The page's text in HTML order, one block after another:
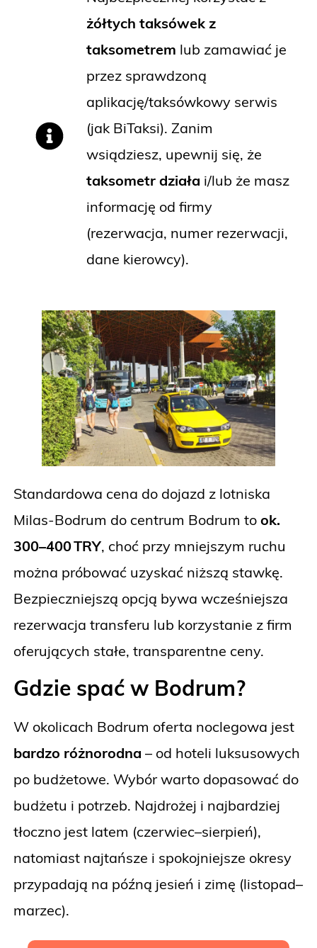
żółtych taksówek z
taksometrem lub zamawiać je
przez sprawdzoną
aplikację/taksówkowy serwis
(jak BiTaksi). Zanim
wsiądziesz, upewnij się, że
taksometr działa i/lub że masz
informację od firmy
(rezerwacja, numer rezerwacji,
dane kierowcy).
Standardowa cena do dojazd z lotniska
Milas-Bodrum do centrum Bodrum to ok.
300–400 TRY, choć przy mniejszym ruchu
można próbować uzyskać niższą stawkę.
Bezpieczniejszą opcją bywa wcześniejsza
rezerwacja transferu lub korzystanie z firm
oferujących stałe, transparentne ceny.
Gdzie spać w Bodrum?
W okolicach Bodrum oferta noclegowa jest
bardzo różnorodna – od hoteli luksusowych
po budżetowe. Wybór warto dopasować do
budżetu i potrzeb. Najdrożej i najbardziej
tłoczno jest latem (czerwiec–sierpień),
natomiast najtańsze i spokojniejsze okresy
przypadają na późną jesień i zimę (listopad–
marzec).